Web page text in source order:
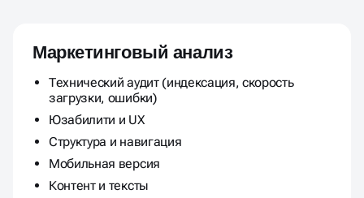
Маркетинговый анализ
Технический аудит (индексация, скорость
загрузки, ошибки)
Юзабилити и UX
Структура и навигация
Мобильная версия
Контент и тексты